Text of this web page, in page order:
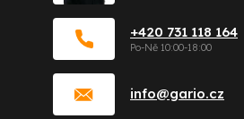
info@gario.cz
+420 731 118 164